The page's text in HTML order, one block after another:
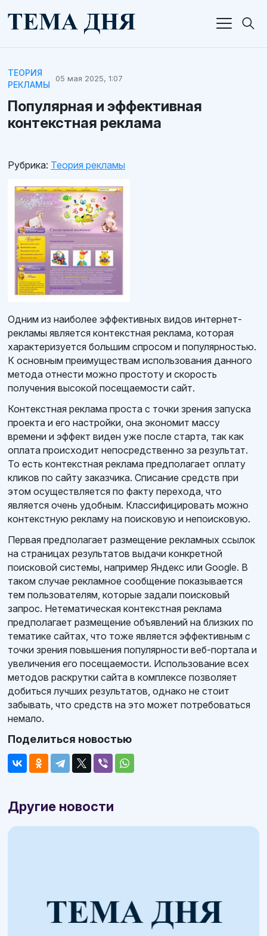
ТЕОРИЯ
РЕКЛАМЫ
05 мая 2025, 1:07
Популярная и эффективная
контекстная реклама
Рубрика: Теория рекламы
Одним из наиболее эффективных видов интернет-
рекламы является контекстная реклама, которая
характеризуется большим спросом и популярностью.
К основным преимуществам использования данного
метода отнести можно простоту и скорость
получения высокой посещаемости сайт.
Контекстная реклама проста с точки зрения запуска
проекта и его настройки, она экономит массу
времени и эффект виден уже после старта, так как
оплата происходит непосредственно за результат.
То есть контекстная реклама предполагает оплату
кликов по сайту заказчика. Списание средств при
этом осуществляется по факту перехода, что
является очень удобным. Классифицировать можно
контекстную рекламу на поисковую и непоисковую.
Первая предполагает размещение рекламных ссылок
на страницах результатов выдачи конкретной
поисковой системы, например Яндекс или Google. В
таком случае рекламное сообщение показывается
тем пользователям, которые задали поисковый
запрос. Нетематическая контекстная реклама
предполагает размещение объявлений на близких по
тематике сайтах, что тоже является эффективным с
точки зрения повышения популярности веб-портала и
увеличения его посещаемости. Использование всех
методов раскрутки сайта в комплексе позволяет
добиться лучших результатов, однако не стоит
забывать, что средств на это может потребоваться
немало.
Поделиться новостью
Другие новости